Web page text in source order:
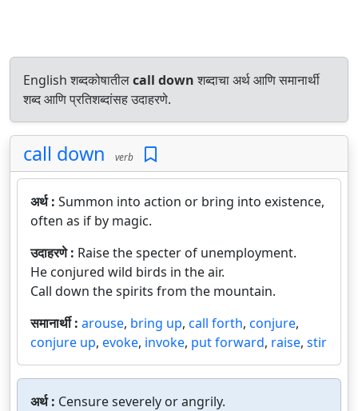
English शब्दकोषातीलcall downशब्दाचा अर्थ आणि समानार्थी
शब्द आणि प्रतिशब्दांसह उदाहरणे.
call down verb
अर्थ : Summon into action or bring into existence,
often as if by magic.
उदाहरणे : Raise the specter of unemployment.
He conjured wild birds in the air.
Call down the spirits from the mountain.
समानार्थी : arouse, bring up, call forth, conjure,
conjure up, evoke, invoke, put forward, raise, stir
अर्थ : Censure severely or angrily.